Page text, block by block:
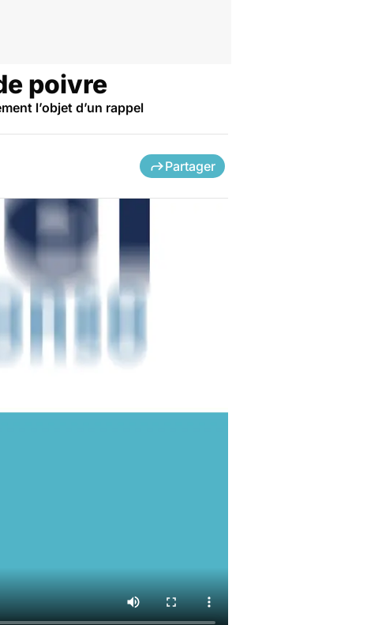
poivre
l’objet d’un rappel
Partager